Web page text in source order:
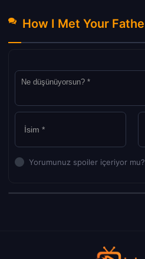
Yorumunuz spoiler içeriyor mu?